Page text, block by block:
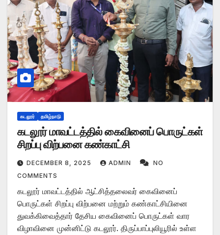
கடலூர் தமிழ்நாடு
கடலூர் மாவட்டத்தில் கைவினைப் பொருட்கள்
சிறப்பு விற்பனை கண்காட்சி
DECEMBER 8, 2025 ADMIN
NO
COMMENTS
கடலூர் மாவட்டத்தில் ஆட்சித்தலைவர் கைவினைப்
பொருட்கள் சிறப்பு விற்பனை மற்றும் கண்காட்சியினை
துவக்கிவைத்தார் தேசிய கைவினைப் பொருட்கள் வார
விழாவினை முன்னிட்டு கடலூர். திருப்பாப்புலியூரில் உள்ள